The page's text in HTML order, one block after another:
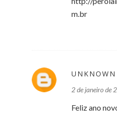
m.br
UNKNOWN
2 de janeiro de
Feliz ano